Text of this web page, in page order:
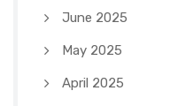
June 2025
May 2025
April 2025